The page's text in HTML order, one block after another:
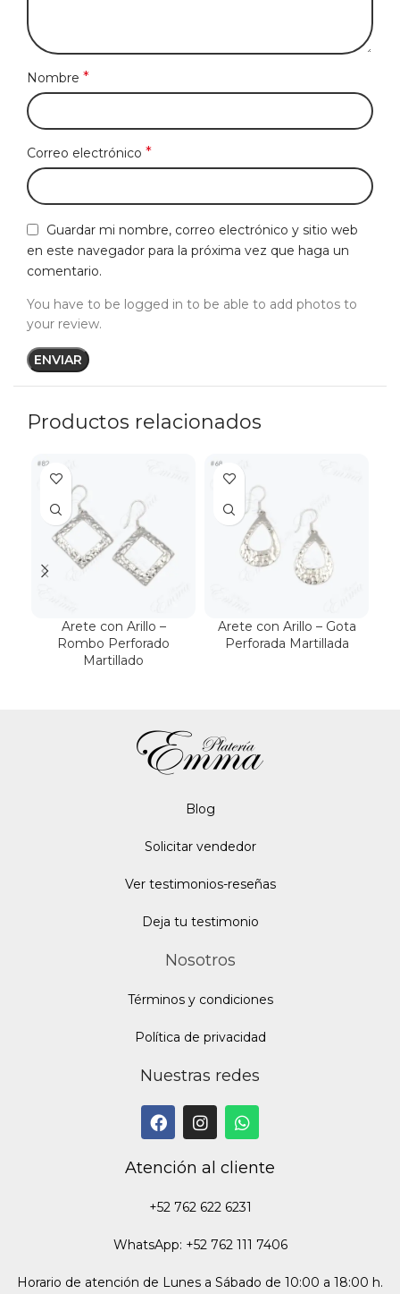
Nombre *
Correo electrónico *
Guardar mi nombre, correo electrónico y sitio web
en este navegador para la próxima vez que haga un
comentario.
You have to be logged in to be able to add photos to
your review.
Productos relacionados
Arete con Arillo –
Rombo Perforado
Martillado
Arete con Arillo – Gota
Perforada Martillada
Blog
Solicitar vendedor
Ver testimonios-reseñas
Deja tu testimonio
Nosotros
Términos y condiciones
Política de privacidad
Nuestras redes
Atención al cliente
+52 762 622 6231
WhatsApp: +52 762 111 7406
Horario de atención de Lunes a Sábado de 10:00 a 18:00 h.